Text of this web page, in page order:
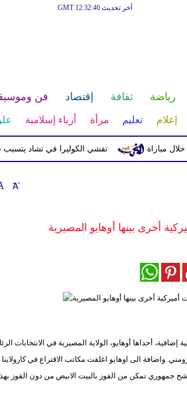
آخر تحديث GMT 12:32:40
رياضة ثقافة إقتصاد فن
إعلام تعليم مرأة أزياء إسلامية
تفشي الكوليرا في تشاد يتسبب في وفاة 13
أخرى بينها أوهايو المصيرية
في ثلاث ولايات أميركية إضافية، أحداها أوهايو، الولاية المصيرية في الانتخابات
واضافة الى اوهايو اغلقت مكاتب الاقتراع في كارولاينا
جمهوري تمكن من الفوز بالبيت الابيض من دون الفوز